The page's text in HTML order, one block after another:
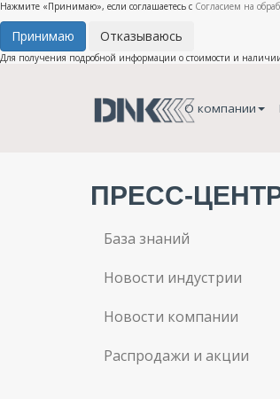
Нажмите «Принимаю», если соглашаетесь с Согласием на
Принимаю Отказываюсь
Для получения подробной информации о стоимости и
О компании
ПРЕСС-
База знаний
Новости индустрии
Новости компании
Распродажи и акции